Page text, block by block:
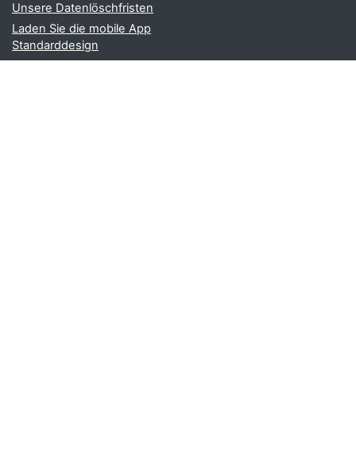
Unsere Datenlöschfristen
Laden Sie die mobile App
Standarddesign